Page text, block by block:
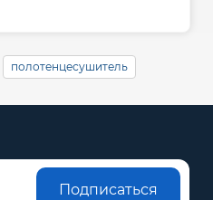
полотенцесушитель
Подписаться